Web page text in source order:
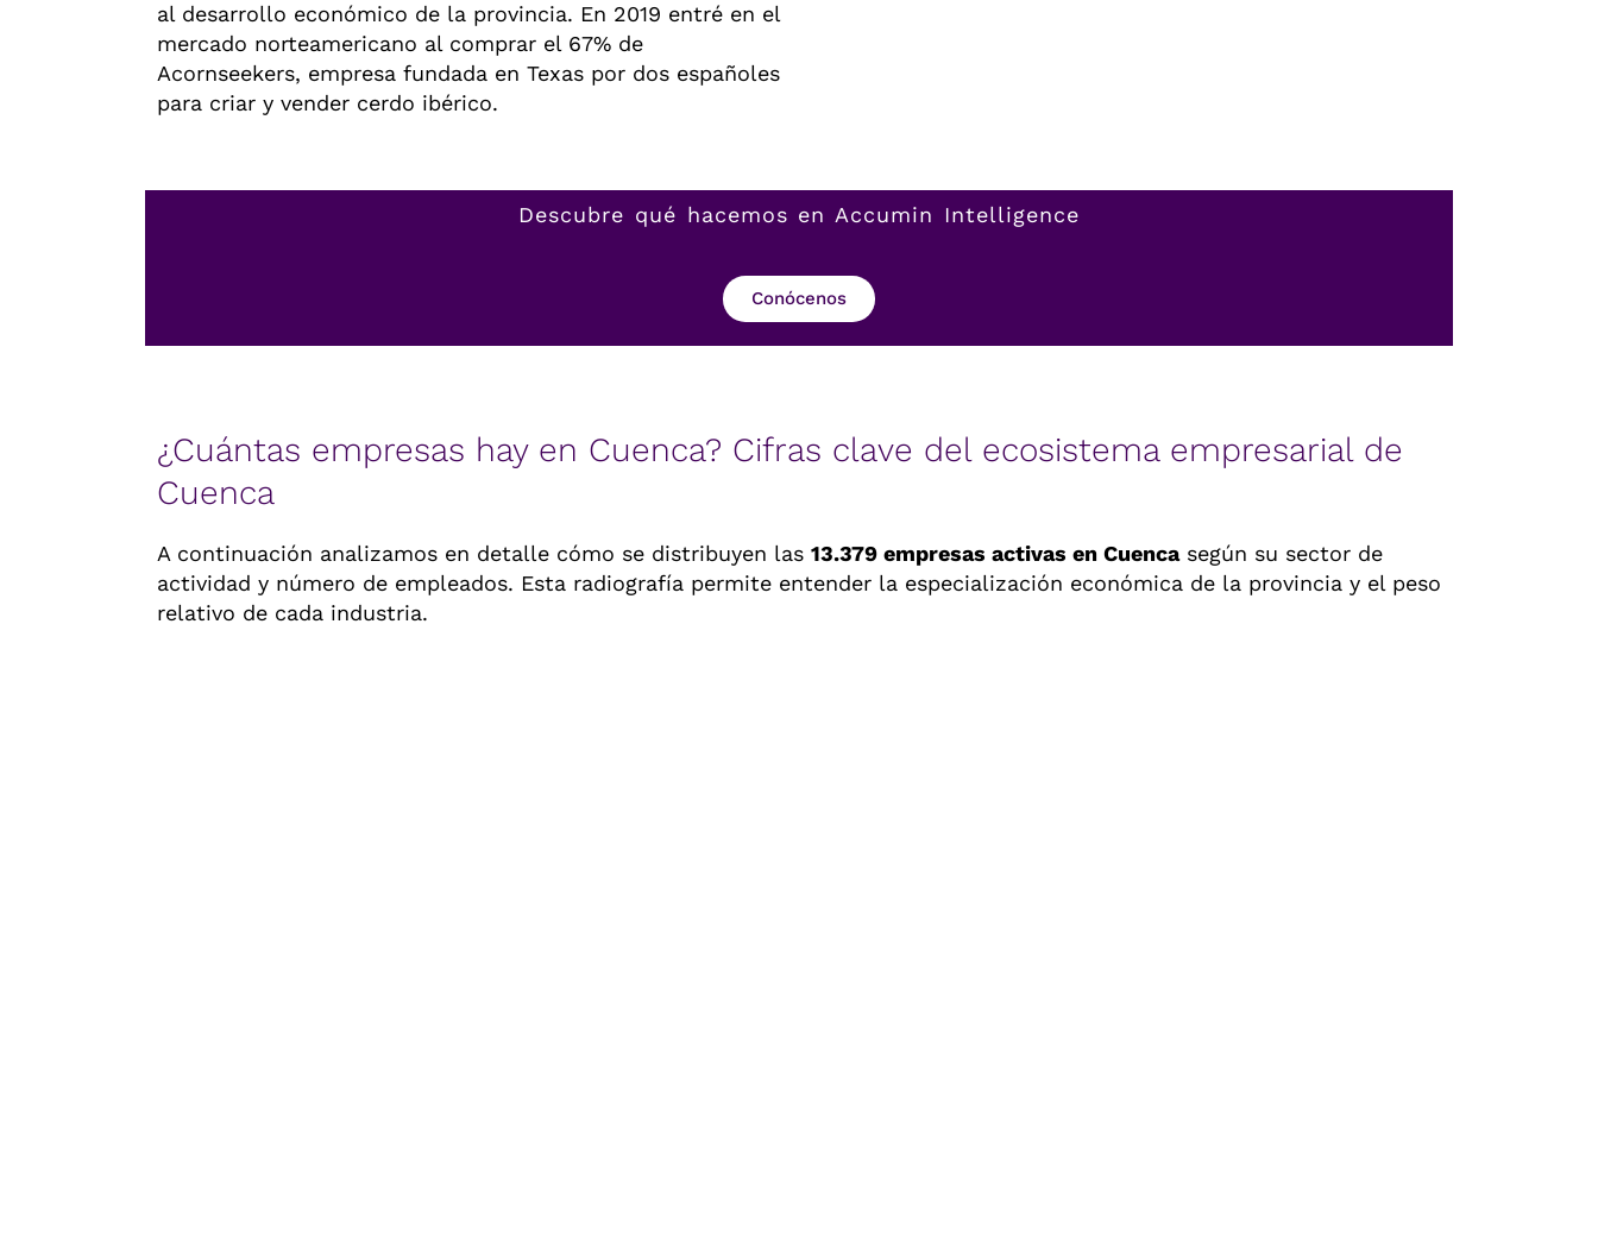
al desarrollo económico de la provincia. En 2019 entré en el
mercado norteamericano al comprar el 67% de
Acornseekers, empresa fundada en Texas por dos españoles
para criar y vender cerdo ibérico.
Descubre qué hacemos en Accumin Intelligence
Conócenos
¿Cuántas empresas hay en Cuenca? Cifras clave del ecosistema empresarial de
Cuenca
A continuación analizamos en detalle cómo se distribuyen las 13.379 empresas activas en Cuencasegún su sector de
actividad y número de empleados. Esta radiografía permite entender la especialización económica de la provincia y el peso
relativo de cada industria.